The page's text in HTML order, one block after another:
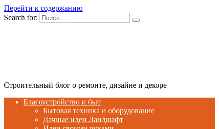
Перейти к содержанию
Search for:
Строительный блог о ремонте, дизайне и декоре
Благоустройство и быт
Бытовая техника и оборудование
Дачные идеи Ландшафт